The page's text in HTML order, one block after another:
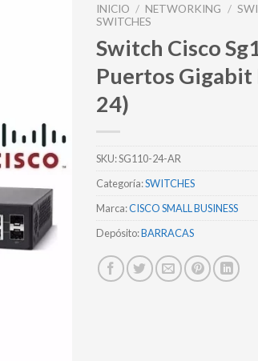
INICIO / NETWORKING /
SWITCHES
Switch Cisco
Puertos Gigabit
24)
SKU:SG110-24-AR
Categoría:SWITCHES
Marca:CISCO SMALL BUSINESS
Depósito:BARRACAS